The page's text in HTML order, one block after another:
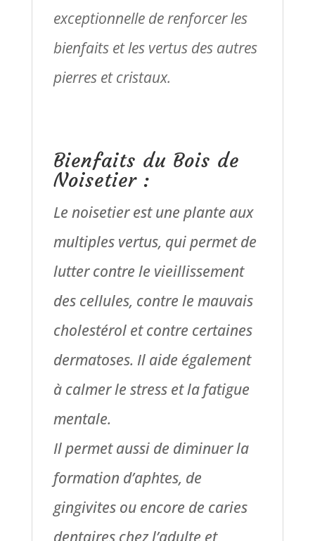
exceptionnelle de renforcer les
bienfaits et les vertus des autres
pierres et cristaux.
Bienfaits du Bois de
Noisetier :
Le noisetier est une plante aux
multiples vertus, qui permet de
lutter contre le vieillissement
des cellules, contre le mauvais
cholestérol et contre certaines
dermatoses. Il aide également
à calmer le stress et la fatigue
mentale.
Il permet aussi de diminuer la
formation d’aphtes, de
gingivites ou encore de caries
dentaires chez l’adulte et